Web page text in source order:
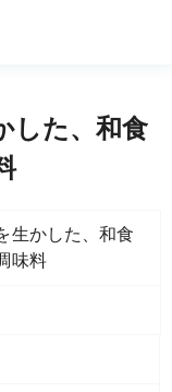
した、和食
生かした、和食
味料